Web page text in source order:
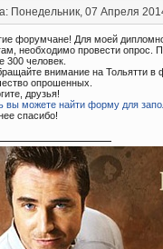
Понедельник, 07 Апреля
форумчане! Для моей
необходимо провести опрос.
300 человек.
внимание на Тольятти в
опрошенных.
друзья!
вы можете найти форму для
спасибо!